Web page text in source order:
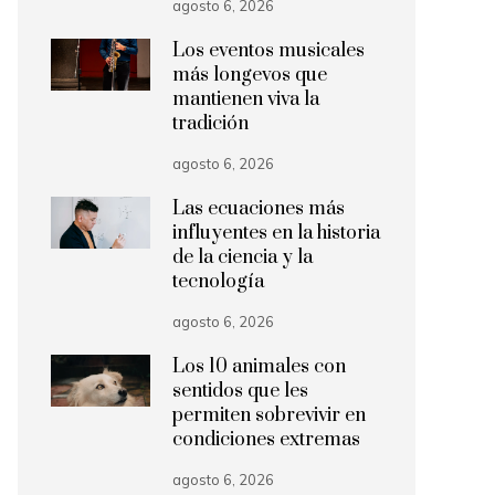
agosto 6, 2026
Los eventos musicales
más longevos que
mantienen viva la
tradición
agosto 6, 2026
Las ecuaciones más
influyentes en la historia
de la ciencia y la
tecnología
agosto 6, 2026
Los 10 animales con
sentidos que les
permiten sobrevivir en
condiciones extremas
agosto 6, 2026